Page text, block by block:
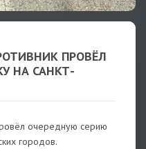
ПРОВЁЛ
НА САНКТ-
очередную серию
городов.